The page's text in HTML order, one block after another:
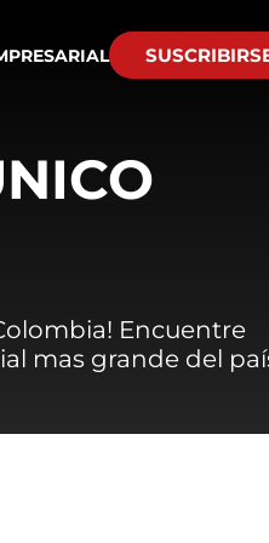
Encuentre
mas grande del